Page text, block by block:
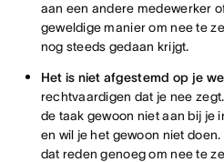
aan een andere medewerker
geweldige manier om nee te
nog steeds gedaan krijgt.
Het is niet afgestemd op je
rechtvaardigen dat je nee
de taak gewoon niet aan bij je
en wil je het gewoon niet
dat reden genoeg om nee te